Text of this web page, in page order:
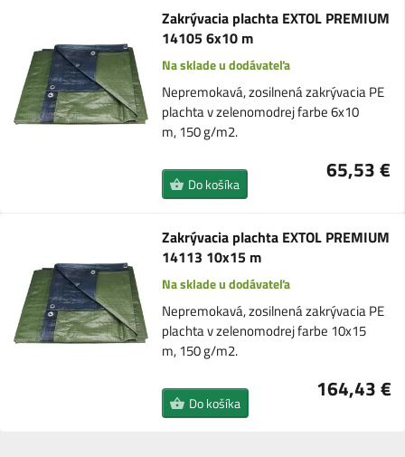
Zakrývacia plachta EXTOL PREMIUM
14105 6x10 m
Na sklade u dodávateľa
Nepremokavá, zosilnená zakrývacia PE
plachta v zelenomodrej farbe 6x10
m, 150 g/m2.
65,53 €
Do košíka
Zakrývacia plachta EXTOL PREMIUM
14113 10x15 m
Na sklade u dodávateľa
Nepremokavá, zosilnená zakrývacia PE
plachta v zelenomodrej farbe 10x15
m, 150 g/m2.
164,43 €
Do košíka